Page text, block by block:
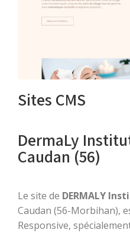
Sites CMS
DermaLy
Caudan (56)
Le site de DERMALY
Caudan (56-Morbihan),
Responsive,